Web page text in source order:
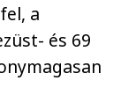
a
és 69